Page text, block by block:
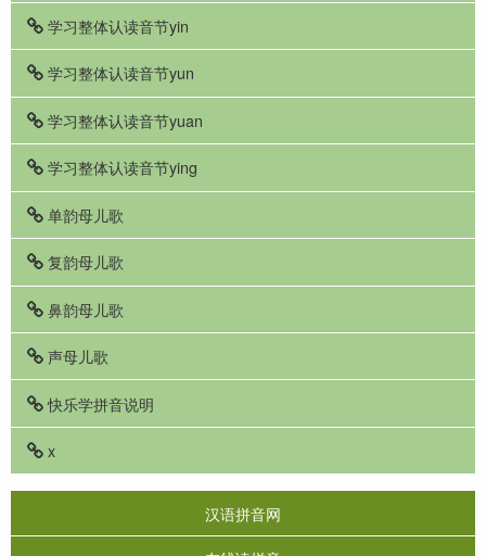
学习整体认读音节yin
学习整体认读音节yun
学习整体认读音节yuan
学习整体认读音节ying
单韵母儿歌
复韵母儿歌
鼻韵母儿歌
声母儿歌
快乐学拼音说明
x
汉语拼音网